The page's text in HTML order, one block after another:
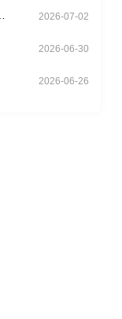
2026-07-02
2026-06-30
2026-06-26